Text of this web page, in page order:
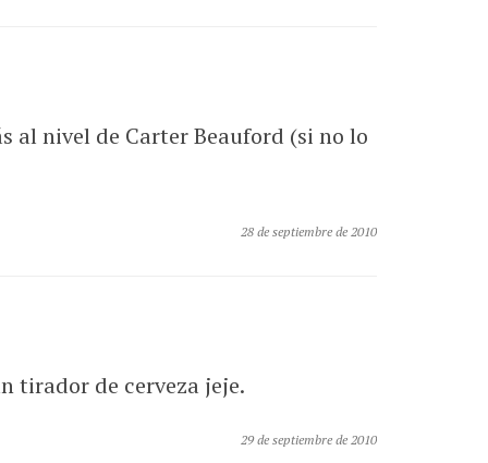
al nivel de Carter Beauford (si no lo
28 de septiembre de 2010
tirador de cerveza jeje.
29 de septiembre de 2010